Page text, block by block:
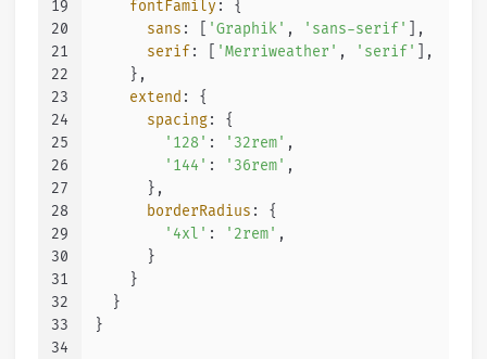
19
20
21
22
23
24
25
26
27
28
29
30
31
32
33
34
fontFamily : {
sans : [ 'Graphik' , 'sans-serif'
],
serif : [ 'Merriweather' , 'serif'
],
    },
extend : {
spacing: {
'128' : '32rem' ,
'144' : '36rem' ,
      },
borderRadius : {
'4xl' : '2rem' ,
      }
    }
  }
}